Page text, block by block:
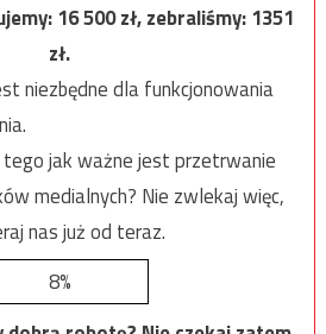
16 500zł, zebraliśmy:1351
zł.
niezbędne dla funkcjonowania
jak ważne jest przetrwanie
medialnych? Nie zwlekaj więc,
nas już od teraz.
8%